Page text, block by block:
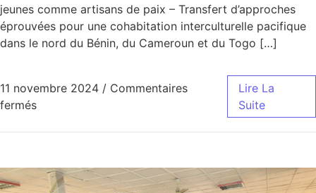
jeunes comme artisans de paix – Transfert d’approches
éprouvées pour une cohabitation interculturelle pacifique
dans le nord du Bénin, du Cameroun et du Togo […]
11 novembre 2024 / Commentaires
ferméssur Rencontre régionale des partenaires du projet
Lire La
Suite